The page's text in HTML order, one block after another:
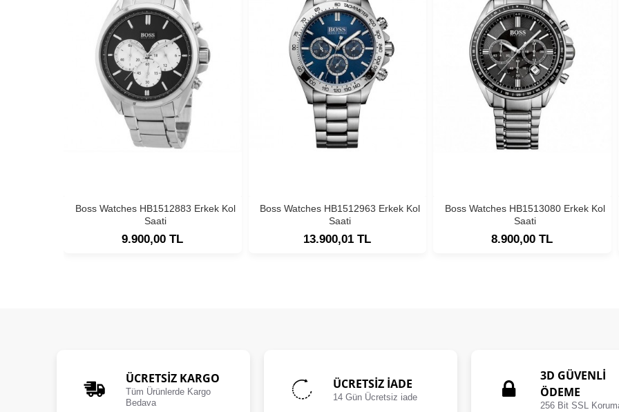
Boss Watches HB1512883 Erkek Kol
Saati
9.900,00 TL
Boss Watches HB1512963 Erkek Kol
Saati
13.900,01 TL
Boss Watches HB1513080 Erkek Kol
Saati
8.900,00 TL
ÜCRETSIZ KARGO
Tüm Ürünlerde Kargo
Bedava
ÜCRETSIZ İADE
14 Gün Ücretsiz iade
3D GÜVENLİ
ÖDEME
256 Bit SSL